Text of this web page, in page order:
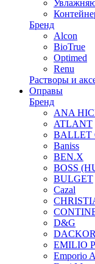
Бренд
Alcon
BioTrue
Optimed
Renu
Растворы и
Оправы
Бренд
ANA
ATLANT
BALLET
Baniss
BEN.X
BOSS
BULGET
Cazal
D&G
DACKOR
EMILIO
Emporio